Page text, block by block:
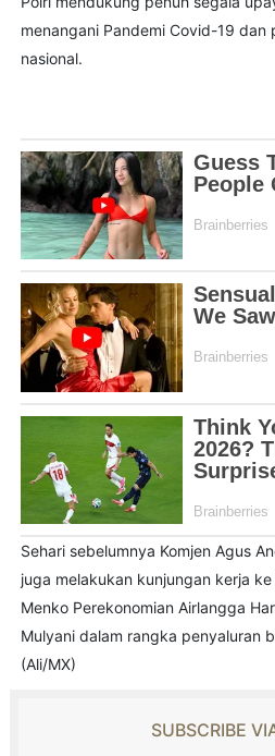
menangani Pandemi Covid-19 dan
nasional.
Sehari sebelumnya Komjen Agus
juga melakukan kunjungan kerja
Menko Perekonomian Airlangga
Mulyani dalam rangka penyaluran
(Ali/MX)
SUBSCRIBE